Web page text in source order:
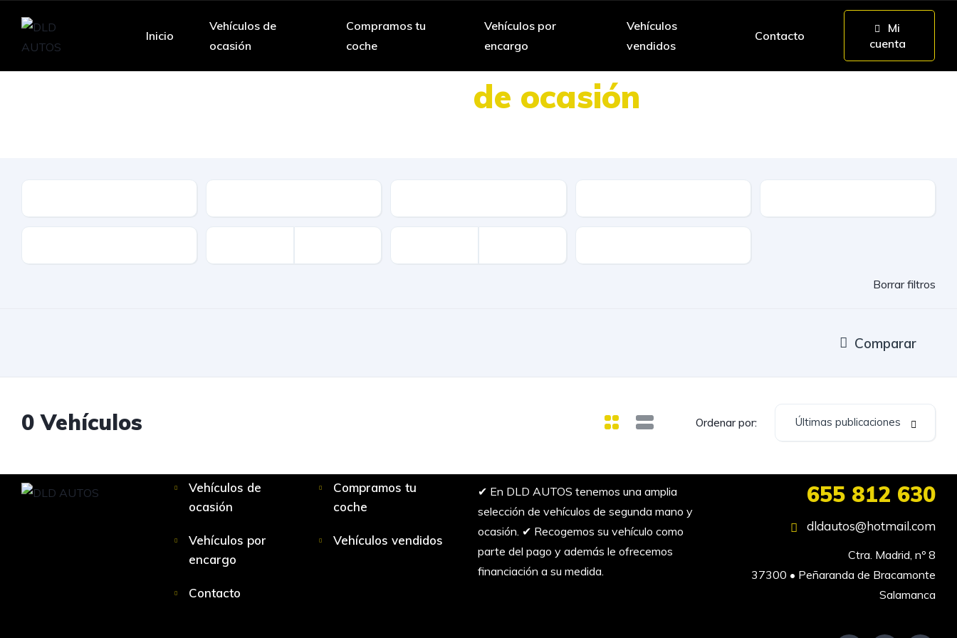
Inicio
Vehículos de
ocasión
Compramos tu
coche
Vehículos por
encargo
Vehículos
vendidos
Contacto
Mi
cuenta
de ocasión
Borrar filtros
Comparar
0 Vehículos Ordenar por: Últimas publicaciones
Vehículos de
ocasión
Compramos tu
coche
Vehículos por
encargo
Vehículos vendidos
Contacto
✔︎ En DLD AUTOS tenemos una amplia
selección de vehículos de segunda mano y
ocasión. ✔︎ Recogemos su vehículo como
parte del pago y además le ofrecemos
financiación a su medida.
655 812 630
dldautos@hotmail.com
Ctra. Madrid, nº 8
37300 • Peñaranda de Bracamonte
Salamanca